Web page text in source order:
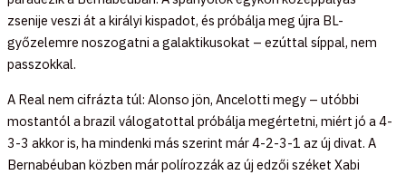
zsenije veszi át a királyi kispadot, és próbálja meg újra BL-
győzelemre noszogatni a galaktikusokat – ezúttal síppal, nem
passzokkal.
A Real nem cifrázta túl: Alonso jön, Ancelotti megy – utóbbi
mostantól a brazil válogatottal próbálja megértetni, miért jó a 4-
3-3 akkor is, ha mindenki más szerint már 4-2-3-1 az új divat. A
Bernabéuban közben már polírozzák az új edzői széket Xabi